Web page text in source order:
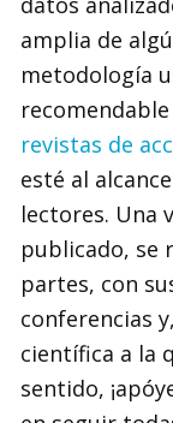
amplia de
metodología
revistas de
esté al
lectores. Una
publicado, se
partes, con
conferencias
científica a la
sentido,